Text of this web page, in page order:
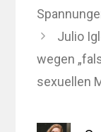
Julio
wegen
sexuellen